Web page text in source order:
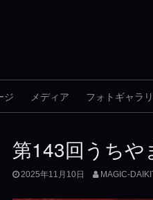
ジ メディア フォトギャラ
第143回うちや
2025年11月10日 MAGIC-